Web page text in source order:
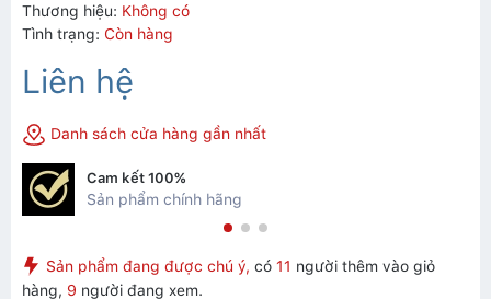
Thương hiệu: Không có
Tình trạng: Còn hàng
Liên hệ
Danh sách cửa hàng gần nhất
Cam kết 100%
Sản phẩm chính hãng
Sản phẩm đang được chú ý, có 11 người thêm vào giỏ
hàng, 9 người đang xem.